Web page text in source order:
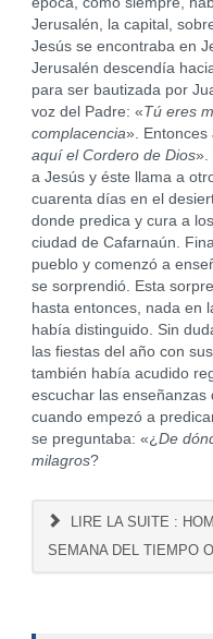
Jerusalén, la capital,
Jesús se encontraba en
Jerusalén descendía
para ser bautizada por
voz del Padre: «Tú eres
complacencia». Entonces
aquí el Cordero de Dios».
a Jesús y éste llama a
cuarenta días en el
donde predica y cura a
ciudad de Cafarnaún.
pueblo y comenzó a
se sorprendió. Esta
hasta entonces, nada en
había distinguido. Sin
las fiestas del año con
también había acudido
escuchar las enseñanzas
cuando empezó a
se preguntaba: «¿De
milagros?
LIRE LA SUITE :
SEMANA DEL TIEMPO